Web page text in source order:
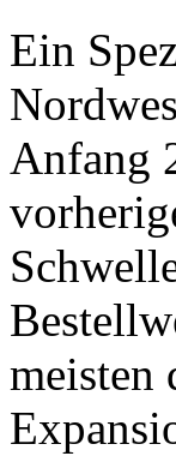
Ein
Anfang
meisten